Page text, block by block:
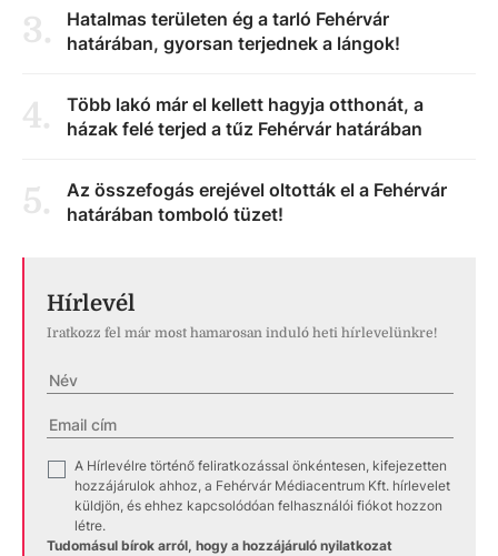
3.
Hatalmas területen ég a tarló Fehérvár
határában, gyorsan terjednek a lángok!
4.
Több lakó már el kellett hagyja otthonát, a
házak felé terjed a tűz Fehérvár határában
5.
Az összefogás erejével oltották el a Fehérvár
határában tomboló tüzet!
Hírlevél
Iratkozz fel már most hamarosan induló heti hírlevelünkre!
A Hírlevélre történő feliratkozással önkéntesen, kifejezetten
hozzájárulok ahhoz, a Fehérvár Médiacentrum Kft. hírlevelet
küldjön, és ehhez kapcsolódóan felhasználói fiókot hozzon
létre.
Tudomásul bírok arról, hogy a hozzájáruló nyilatkozat